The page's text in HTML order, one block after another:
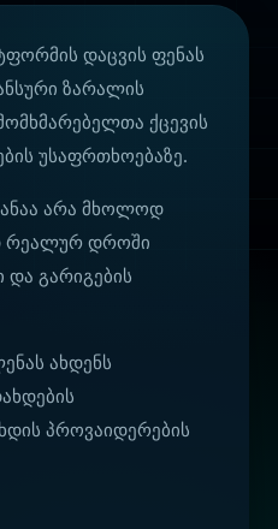
დაცვის ფენას
ზარალის
ქცევის
უსაფრთხოებაზე.
არა მხოლოდ
რეალურ დროში
და გარიგების
ახდენს
პროვაიდერების